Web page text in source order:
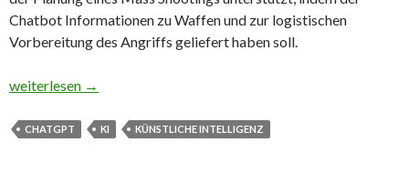
Chatbot Informationen zu Waffen und zur logistischen
Vorbereitung des Angriffs geliefert haben soll.
Amoklauf mit KI-Hilfe?
weiterlesen →
CHATGPT KI KÜNSTLICHE INTELLIGENZ